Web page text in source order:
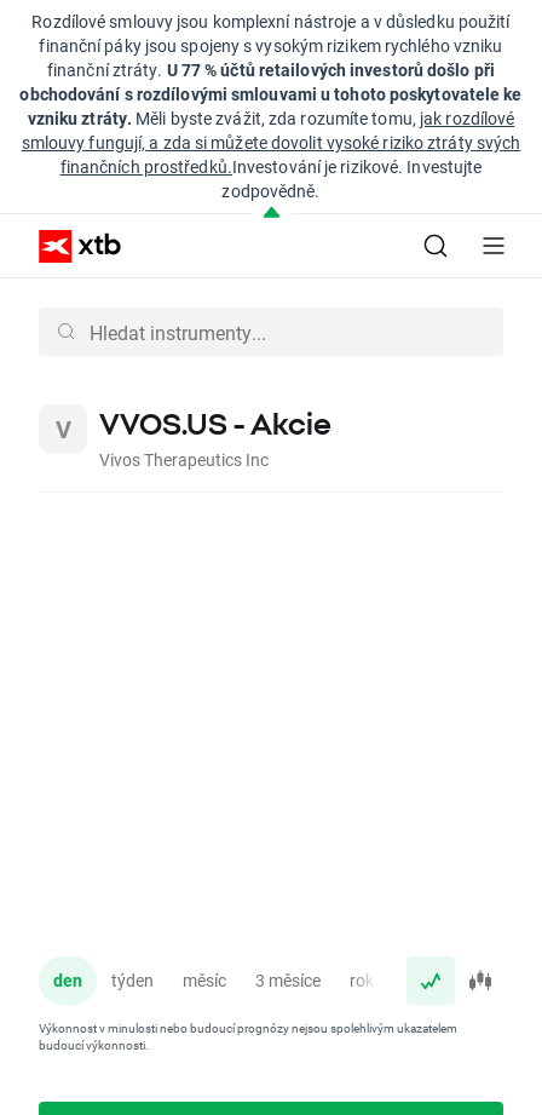
Rozdílové smlouvy jsou komplexní nástroje a v důsledku použití
finanční páky jsou spojeny s vysokým rizikem rychlého vzniku
finanční ztráty. U 77 % účtů retailových investorů došlo při
obchodování s rozdílovými smlouvami u tohoto poskytovatele ke
vzniku ztráty. Měli byste zvážit, zda rozumíte tomu, jak rozdílové
smlouvy fungují, a zda si můžete dovolit vysoké riziko ztráty svých
finančních prostředků.Investování je rizikové. Investujte
zodpovědně.
VVOS.US - Akcie
Vivos Therapeutics Inc
den týden měsíc 3 měsíce rok
Výkonnost v minulosti nebo budoucí prognózy nejsou spolehlivým ukazatelem
budoucí výkonnosti.